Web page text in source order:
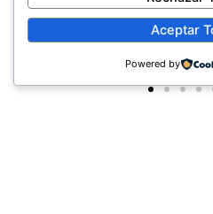
Aceptar
Powered by